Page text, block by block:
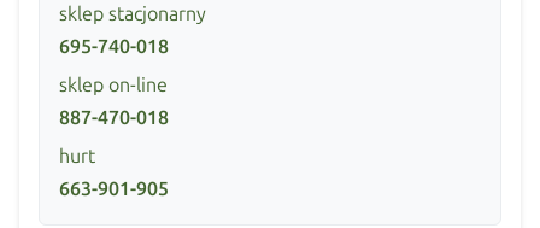
sklep stacjonarny
695-740-018
sklep on-line
887-470-018
hurt
663-901-905